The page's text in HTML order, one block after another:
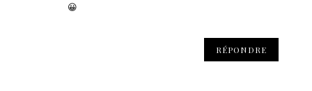
😀
RÉPONDRE